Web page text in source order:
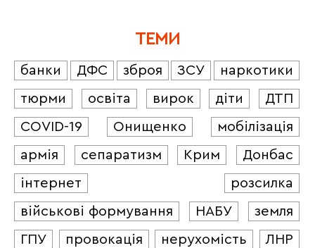
ТЕМИ
банки ДФС зброя ЗСУ
наркотики
тюрми
освіта вирок діти
ДТП
COVID-19
Онищенко
мобілізація
армія
сепаратизм Крим
Донбас
інтернет
розсилка
військові формування
НАБУ
земля
ГПУ
провокація нерухомість
ЛНР